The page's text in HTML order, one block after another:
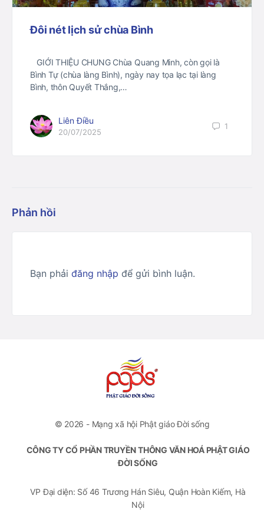
Đôi nét lịch sử chùa Bình
GIỚI THIỆU CHUNG Chùa Quang Minh, còn gọi là
Bình Tự (chùa làng Bình), ngày nay tọa lạc tại làng
Bình, thôn Quyết Thắng,…
Liên Điều
20/07/2025
1
Phản hồi
Bạn phải đăng nhập để gửi bình luận.
© 2026 - Mạng xã hội Phật giáo Đời sống
CÔNG TY CỔ PHẦN TRUYỀN THÔNG VĂN HOÁ PHẬT GIÁO
ĐỜI SỐNG
VP Đại diện: Số 46 Trương Hán Siêu, Quận Hoàn Kiếm, Hà
Nội